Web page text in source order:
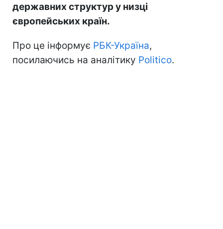
державних структур у низці
європейських країн.
Про це інформує РБК-Україна,
посилаючись на аналітику Politico.